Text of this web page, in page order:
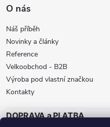
O nás
Náš příběh
Novinky a články
Reference
Velkoobchod - B2B
Výroba pod vlastní značkou
Kontakty
DOPRAVA a PLATBA